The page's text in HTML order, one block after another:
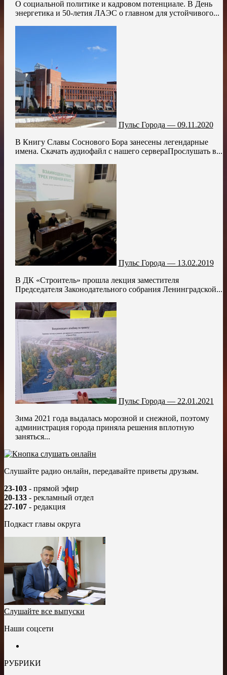
О социальной политике и кадровом потенциале. В День
энергетика и 50-летия ЛАЭС о главном для устойчивого...
Пульс Города — 09.11.2020
В Книгу Славы Соснового Бора занесены легендарные
имена. Скачать аудиофайл с нашего сервераПрослушать в...
Пульс Города — 13.02.2019
В ДК «Строитель» прошла лекция заместителя
Председателя Законодательного собрания Ленинградской...
Пульс Города — 22.01.2021
Зима 2021 года выдалась морозной и снежной, поэтому
администрация города приняла решения вплотную
заняться...
Слушайте радио онлайн, передавайте приветы друзьям.
23-103 - прямой эфир
20-133 - рекламный отдел
27-107 - редакция
Подкаст главы округа
Слушайте все выпуски
Наши соцсети
РУБРИКИ